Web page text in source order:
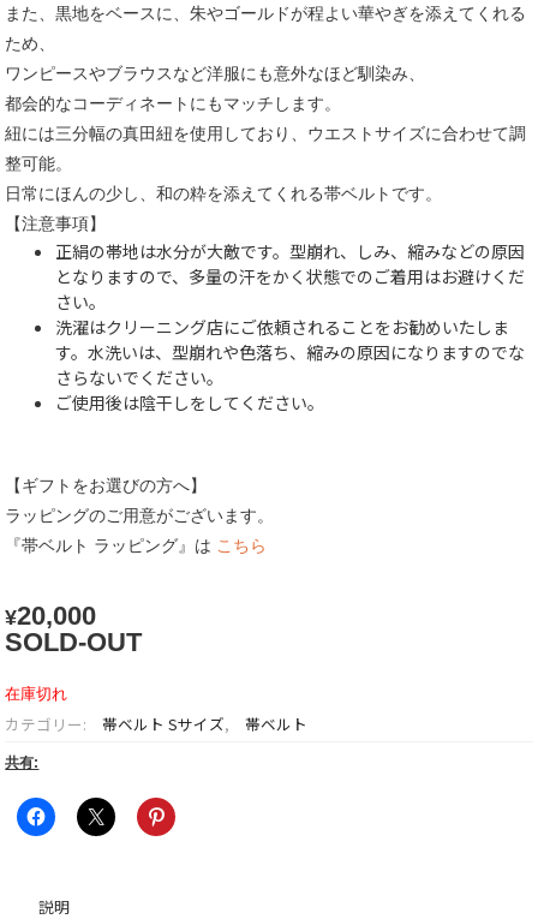
また、黒地をベースに、朱やゴールドが程よい華やぎを添えてくれる
ため、
ワンピースやブラウスなど洋服にも意外なほど馴染み、
都会的なコーディネートにもマッチします。
紐には三分幅の真田紐を使用しており、ウエストサイズに合わせて調
整可能。
日常にほんの少し、和の粋を添えてくれる帯ベルトです。
【注意事項】
正絹の帯地は水分が大敵です。型崩れ、しみ、縮みなどの原因
となりますので、多量の汗をかく状態でのご着用はお避けくだ
さい。
洗濯はクリーニング店にご依頼されることをお勧めいたしま
す。水洗いは、型崩れや色落ち、縮みの原因になりますのでな
さらないでください。
ご使用後は陰干しをしてください。
【ギフトをお選びの方へ】
ラッピングのご用意がございます。
『帯ベルト ラッピング』は こちら
¥20,000
SOLD-OUT
在庫切れ
カテゴリー: 帯ベルト Sサイズ, 帯ベルト
共有:
説明